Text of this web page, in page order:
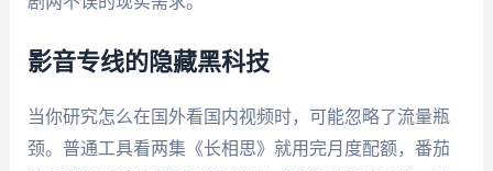
影音专线的隐藏黑科技
当你研究怎么在国外看国内视频时，可能忽略了流量瓶
颈。普通工具看两集《长相思》就用完月度配额，番茄